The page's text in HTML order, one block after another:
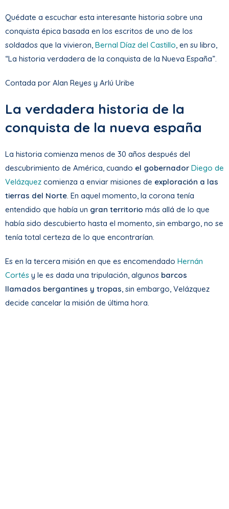
Quédate a escuchar esta interesante historia sobre una
conquista épica basada en los escritos de uno de los
soldados que la vivieron, Bernal Díaz del Castillo , en su libro,
“La historia verdadera de la conquista de la Nueva España”.
Contada por Alan Reyes y Arlú Uribe
La verdadera historia de la
conquista de la nueva españa
La historia comienza menos de 30 años después del
descubrimiento de América, cuando el gobernador Diego de
Velázquez comienza a enviar misiones de exploración a las
tierras del Norte . En aquel momento, la corona tenía
entendido que había un gran territorio más allá de lo que
había sido descubierto hasta el momento, sin embargo, no se
tenía total certeza de lo que encontrarían.
Es en la tercera misión en que es encomendado Hernán
Cortés y le es dada una tripulación, algunos barcos
llamados bergantines y tropas , sin embargo, Velázquez
decide cancelar la misión de última hora.